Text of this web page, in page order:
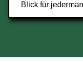
Blick für